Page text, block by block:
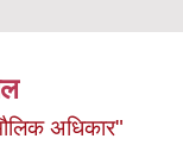
अधिकार"